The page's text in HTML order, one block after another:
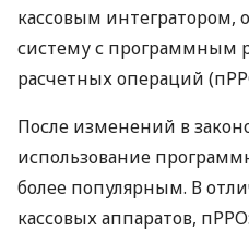
кассовым
систему с программным
расчетных операций
После изменений в
использование
более популярным. В
кассовых аппаратов, пРРО: